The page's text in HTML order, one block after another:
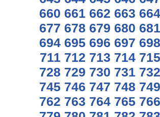
660 661 662 663 664
677 678 679 680 681
694 695 696 697 698
711 712 713 714 715
728 729 730 731 732
745 746 747 748 749
762 763 764 765 766